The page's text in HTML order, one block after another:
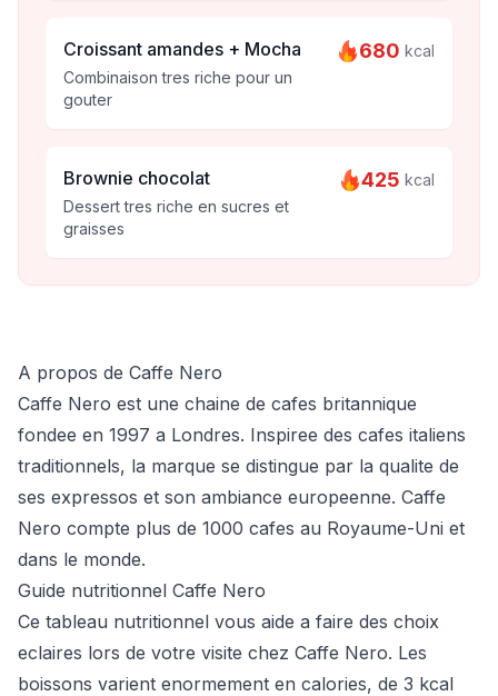
Croissant amandes + Mocha
Combinaison tres riche pour un
gouter
680 kcal
Brownie chocolat
Dessert tres riche en sucres et
graisses
425 kcal
A propos de Caffe Nero
Caffe Nero est une chaine de cafes britannique
fondee en 1997 a Londres. Inspiree des cafes italiens
traditionnels, la marque se distingue par la qualite de
ses expressos et son ambiance europeenne. Caffe
Nero compte plus de 1000 cafes au Royaume-Uni et
dans le monde.
Guide nutritionnel Caffe Nero
Ce tableau nutritionnel vous aide a faire des choix
eclaires lors de votre visite chez Caffe Nero. Les
boissons varient enormement en calories, de 3 kcal